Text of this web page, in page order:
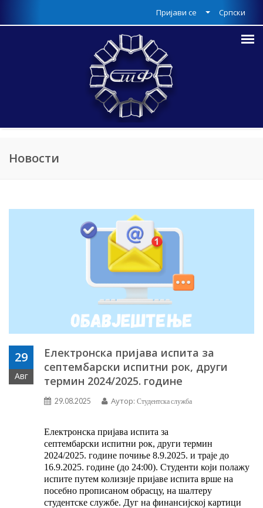
Српски
Пријави се
Новости
29
Авг
Електронска пријава испита за
септембарски испитни рок, други
термин 2024/2025. године
29.08.2025 Аутор: Студентска служба
Електронска пријава испита за
септембарски испитни рок, други термин
2024/2025. године почиње 8.9.2025. и траје до
16.9.2025. године (до 24:00). Студенти који полажу
испите путем колизије пријаве испита врше на
посебно прописаном обрасцу, на шалтеру
студентске службе. Дуг на финансијској картици